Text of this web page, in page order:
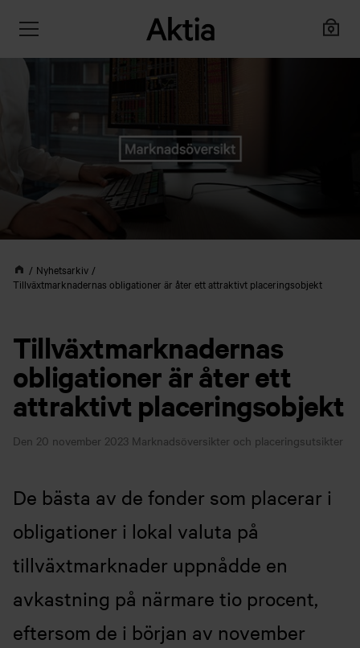
Nyhetsarkiv
Tillväxtmarknadernas obligationer är åter ett attraktivt placeringsobjekt
Tillväxtmarknadernas
obligationer är åter ett
attraktivt placeringsobjekt
Den 20 november 2023 Marknadsöversikter och placeringsutsikter
De bästa av de fonder som placerar i
obligationer i lokal valuta på
tillväxtmarknader uppnådde en
avkastning på närmare tio procent,
eftersom de i början av november